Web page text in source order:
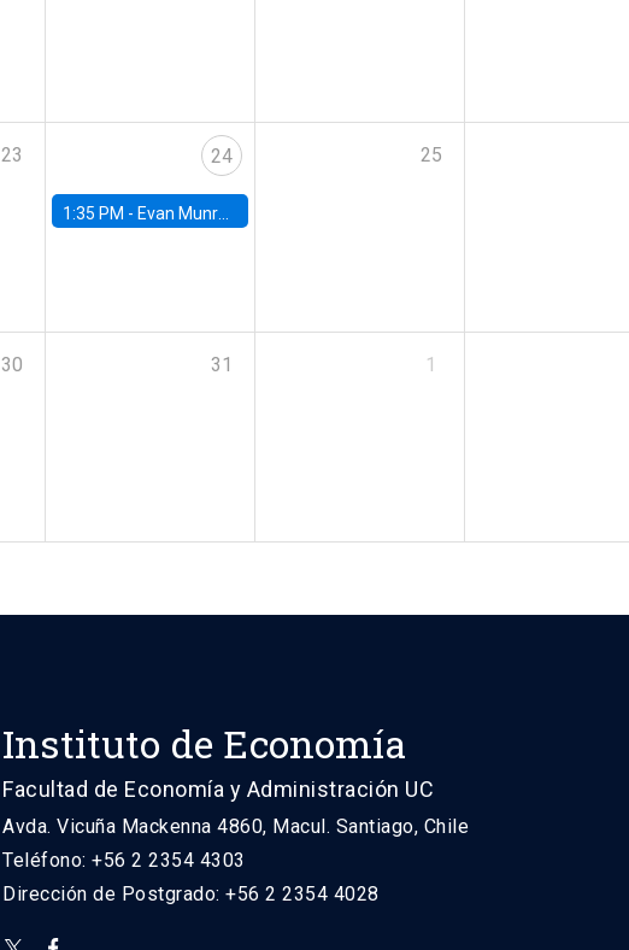
23 24
1:35 PM - Evan Munro, Neyman Visiting Assistant Professor in the Department of Statistics at UC Berkeley
25
30 31 1
Instituto de Economía
Facultad de Economía y Administración UC
Avda. Vicuña Mackenna 4860, Macul. Santiago, Chile
Teléfono: +56 2 2354 4303
Dirección de Postgrado: +56 2 2354 4028